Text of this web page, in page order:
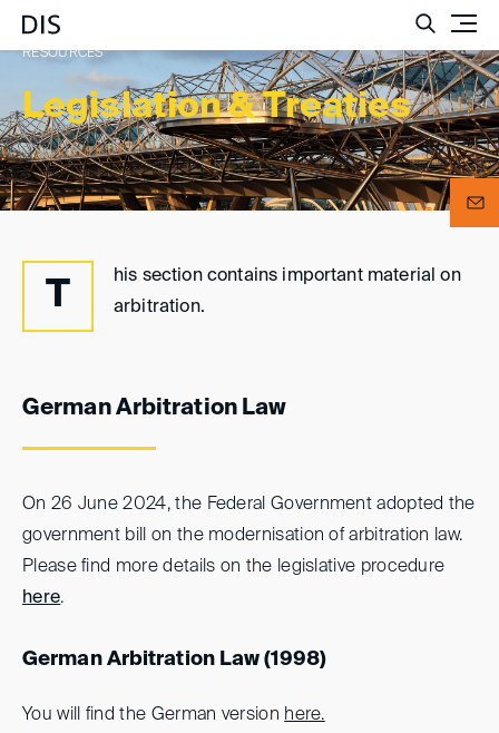
Legislation & Treaties
RESOURCES
T
his section contains important material on
arbitration.
German Arbitration Law
On 26 June 2024, the Federal Government adopted the
government bill on the modernisation of arbitration law.
Please find more details on the legislative procedure
here.
German Arbitration Law (1998)
You will find the German version here.